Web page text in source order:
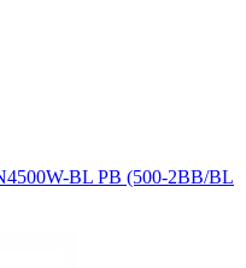
BL PB (500-2BB/BL